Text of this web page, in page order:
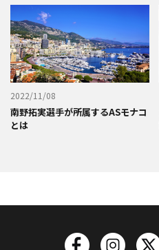
2022/11/08
南野拓実選手が所属するASモナコ
とは